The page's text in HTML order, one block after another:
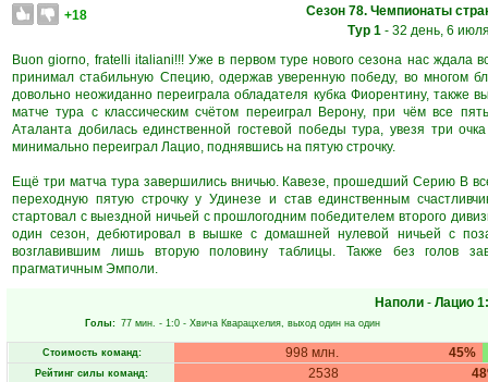
+18
Сезон 78. Чемпионаты
Тур 1 - 32 день, 6
Buon giorno, fratelli italiani!!! Уже в первом туре нового сезона нас
принимал стабильную Специю, одержав уверенную победу, во многом
довольно неожиданно переиграла обладателя кубка Фиорентину, также
матче тура с классическим счётом переиграл Верону, при чём все
Аталанта добилась единственной гостевой победы тура, увезя три
минимально переиграл Лацио, поднявшись на пятую строчку.
Ещё три матча тура завершились вничью. Кавезе, прошедший Серию В
переходную пятую строчку у Удинезе и став единственным
стартовал с выездной ничьей с прошлогодним победителем второго
один сезон, дебютировал в вышке с домашней нулевой ничьей с
возглавившим лишь вторую половину таблицы. Также без голов
прагматичным Эмполи.
Наполи - Лацио
Голы: 77 мин. - 1:0 - Хвича Кварацхелия, выход один на один
Стоимость команд: 45%
998 млн.
Рейтинг силы команд: 2538